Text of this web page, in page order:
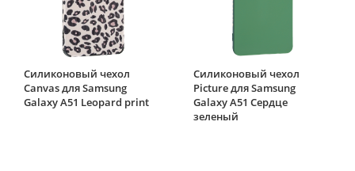
Силиконовый чехол
Canvas для Samsung
Galaxy A51 Leopard print
Силиконовый чехол
Picture для Samsung
Galaxy A51 Сердце
зеленый